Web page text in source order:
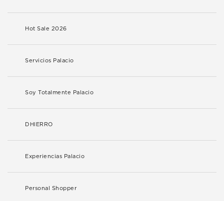
Hot Sale 2026
Servicios Palacio
Soy Totalmente Palacio
DHIERRO
Experiencias Palacio
Personal Shopper